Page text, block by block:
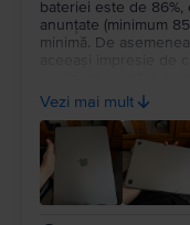
bateriei este de
anunțate (minimum
minimă. De
experiența cu Flip a
serviciul.
Vezi mai mult